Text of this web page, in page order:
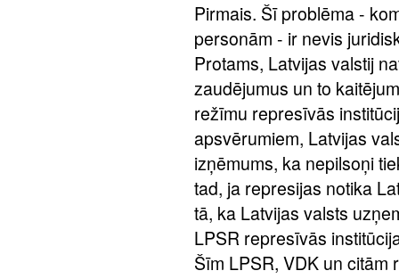
Pirmais. Šī problēma -
personām - ir nevis
Protams, Latvijas valstij
zaudējumus un to
režīmu represīvās
apsvērumiem, Latvijas
izņēmums, ka nepilsoņi
tad, ja represijas notika
tā, ka Latvijas valsts
LPSR represīvās
Šīm LPSR, VDK un